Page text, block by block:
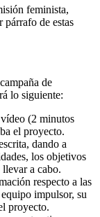
feminista,
párrafo de estas
de
lo siguiente:
(2 minutos
el proyecto.
dando a
los objetivos
llevar a cabo.
respecto a las
impulsor, su
proyecto.